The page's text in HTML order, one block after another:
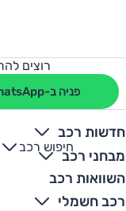
רוצים
פניה ב-WhatsApp
חדשות רכב
מבחני רכב
השוואות רכב
רכב חשמלי
חיפוש רכב
+
-